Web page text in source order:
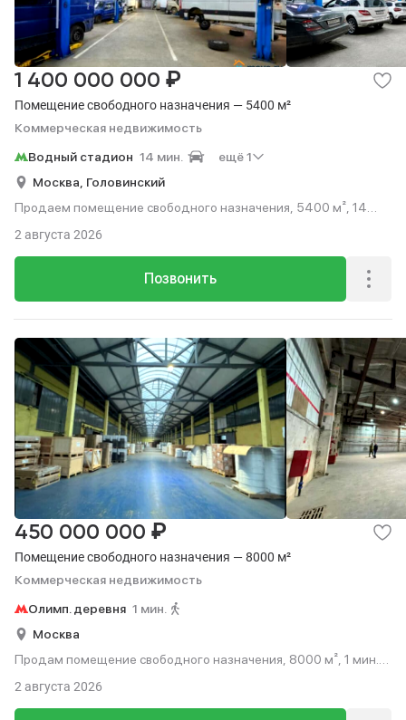
Помещение свободного назначения — 5400 м²
Коммерческая недвижимость
1 400 000 000 ₽
Водный стадион 14 мин.
ещё 1
Москва, Головинский
Продаем помещение свободного назначения, 5400 м², 14
Позвонить
2 августа 2026
Помещение свободного назначения — 8000 м²
Коммерческая недвижимость
450 000 000 ₽
Олимп. деревня 1 мин.
Москва
Продам помещение свободного назначения, 8000 м², 1 мин.
2 августа 2026